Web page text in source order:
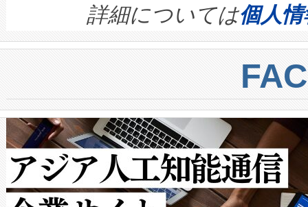
quality and reliability for AI
BESS stack to ensure battery
centers. Voltaiqは、ai&のAI
からシステム統合、試運転、
クルの各段階のデータを監視
[…]
す。ノーマルモードでは、
ートル先まで検出でき、これ
トに対して約600メートルに
では、反射率10％のターゲッ
で向上し、最大検知距離は
ットだけで最大1キロメート
ルの変電所周囲を監視でき、
詳細については個人